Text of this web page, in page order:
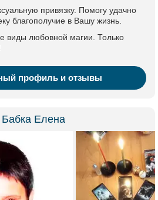
привязку. Помогу удачно
благополучие в Вашу жизнь.
любовной магии. Только
профиль и отзывы
Бабка Елена